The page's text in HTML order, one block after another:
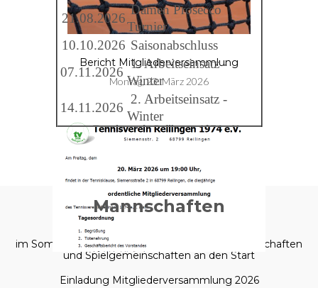
Bericht Mitgliederversammlung
Montag, 23. März 2026
Einladung Mitgliederversammlung 2026
21.08.2026
Damen Prosecco
Turnier
10.10.2026 Saisonabschluss
07.11.2026
1. Arbeitseinsatz -
Winter
14.11.2026
2. Arbeitseinsatz -
Winter
Mannschaften
im Sommer 2025 gehen wir mit folgenden Mannschaften
und Spielgemeinschaften an den Start